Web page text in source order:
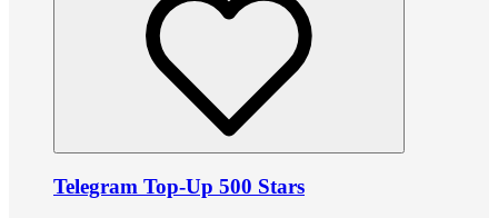
Telegram Top-Up 500 Stars